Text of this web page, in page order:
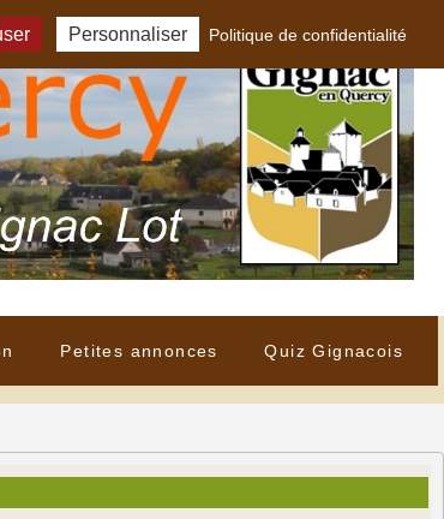
Petites annonces Quiz Gignacois
Personnaliser Politique de confidentialité